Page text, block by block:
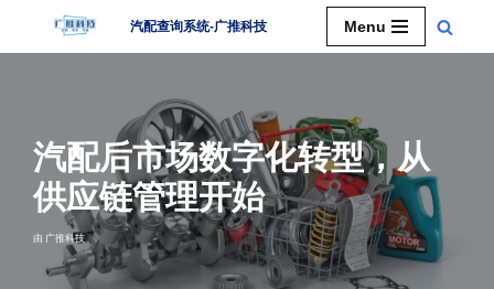
跳
汽配查询系统-广推科技 Menu
汽配后市场数字化转型，从
供应链管理开始
由 广推科技